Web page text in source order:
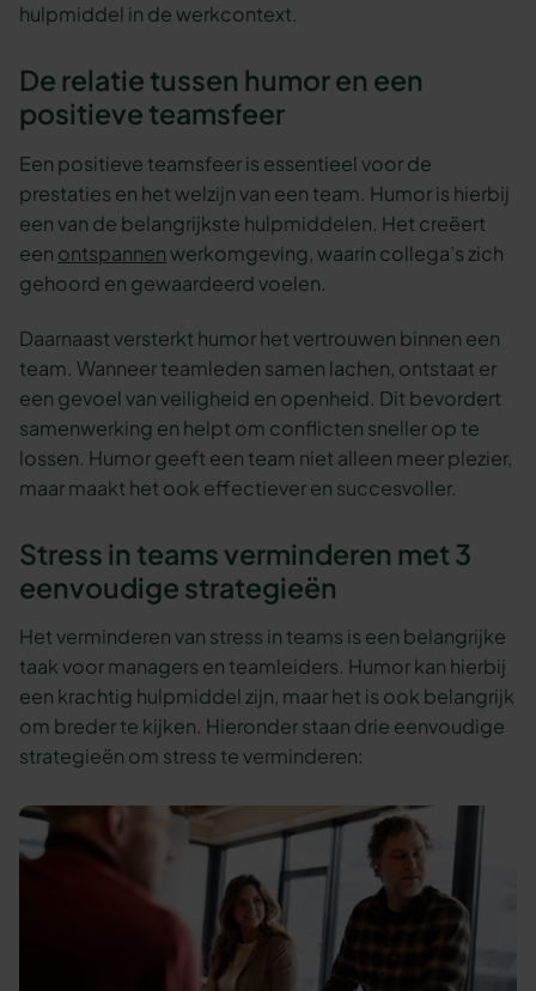
hulpmiddel in de werkcontext.
De relatie tussen humor en een
positieve teamsfeer
Een positieve teamsfeer is essentieel voor de
prestaties en het welzijn van een team. Humor is hierbij
een van de belangrijkste hulpmiddelen. Het creëert
een ontspannenwerkomgeving, waarin collega’s zich
gehoord en gewaardeerd voelen.
Daarnaast versterkt humor het vertrouwen binnen een
team. Wanneer teamleden samen lachen, ontstaat er
een gevoel van veiligheid en openheid. Dit bevordert
samenwerking en helpt om conflicten sneller op te
lossen. Humor geeft een team niet alleen meer plezier,
maar maakt het ook effectiever en succesvoller.
Stress in teams verminderen met 3
eenvoudige strategieën
Het verminderen van stress in teams is een belangrijke
taak voor managers en teamleiders. Humor kan hierbij
een krachtig hulpmiddel zijn, maar het is ook belangrijk
om breder te kijken. Hieronder staan drie eenvoudige
strategieën om stress te verminderen: